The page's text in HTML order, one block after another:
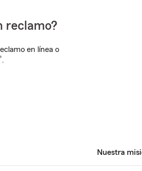
reclamo?
en línea o
.
Nuestra